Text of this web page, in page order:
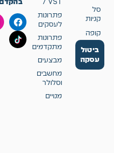
סל
קניות
קופה
ביטול
עסקה
פתרונות
לעסקים
פתרונות
מתקדמים
מבצעים
מחשבים
וסלולר
מנויים